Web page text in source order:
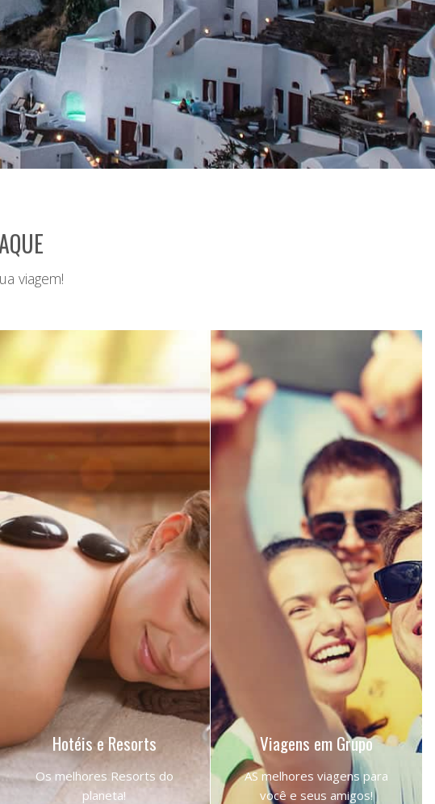
viagem!
Hotéis e Resorts
Os melhores Resorts do
planeta!
Viagens em Grupo
AS melhores viagens para
você e seus amigos!